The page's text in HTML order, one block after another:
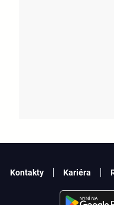
Kontakty Kariéra